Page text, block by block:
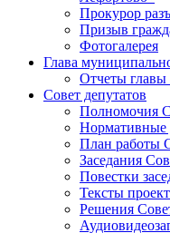
Прокурор
Призыв
Фотогалерея
Глава
Отчеты
Совет депутатов
Полномочия
Нормативные
План работы
Заседания
Повестки
Тексты
Решения